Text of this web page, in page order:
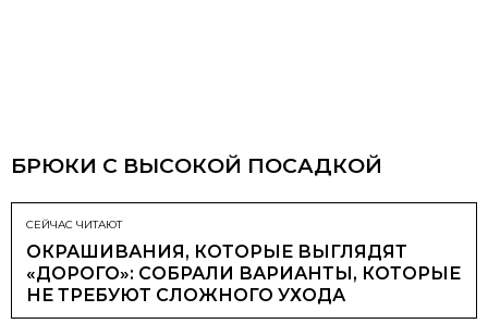
БРЮКИ С ВЫСОКОЙ ПОСАДКОЙ
СЕЙЧАС ЧИТАЮТ
ОКРАШИВАНИЯ, КОТОРЫЕ ВЫГЛЯДЯТ
«ДОРОГО»: СОБРАЛИ ВАРИАНТЫ, КОТОРЫЕ
НЕ ТРЕБУЮТ СЛОЖНОГО УХОДА